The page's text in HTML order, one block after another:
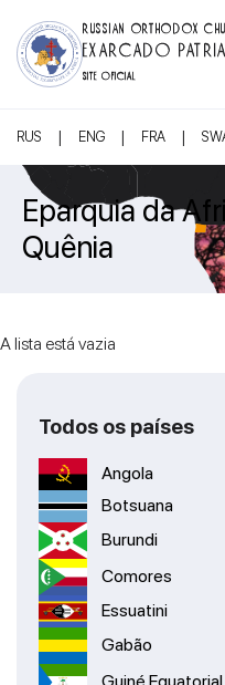
RUSSIAN ORTHODOX
EXARCADO
SITE OFICIAL
RUS | ENG | FRA |
Eparquia da
Quênia
A lista está vazia
Todos os países
Angola
Botsuana
Burundi
Comores
Essuatini
Gabão